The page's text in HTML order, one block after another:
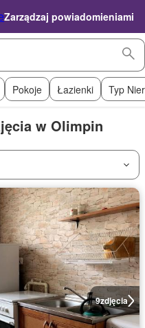
Zarządzaj powiadomieniami
Pokoje Łazienki Typ
w Olimpin
9zdjęcia